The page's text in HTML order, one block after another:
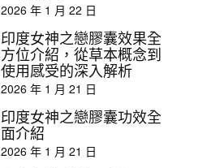
2026 年 1 月 22 日
印度女神之戀膠囊效果全
方位介紹，從草本概念到
使用感受的深入解析
2026 年 1 月 21 日
印度女神之戀膠囊功效全
面介紹
2026 年 1 月 21 日